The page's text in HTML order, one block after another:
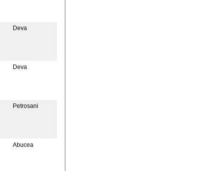
Deva
Deva
Petrosani
Abucea